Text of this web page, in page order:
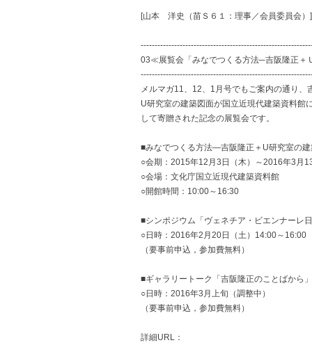
[山本 洋史（苗Ｓ６１：理事／会員委員会）]
03≪展覧会「みなでつくる方法─吉阪隆正＋
メルマガ11、12、1月号でもご案内の通り、
U研究室の建築図面が国立近現代建築資料館
して寄贈された記念の展覧会です。
■みなでつくる方法―吉阪隆正＋U研究室の建
○会期：2015年12月3日（木）～2016年3月
○会場：文化庁国立近現代建築資料館
○開館時間：10:00～16:30
■シンポジウム「ヴェネチア・ビエンナーレ
○日時：2016年2月20日（土）14:00～16:00
（要事前申込，参加費無料）
■ギャラリートーク「吉阪隆正のことばから」
○日時：2016年3月上旬（調整中）
（要事前申込，参加費無料）
詳細URL：